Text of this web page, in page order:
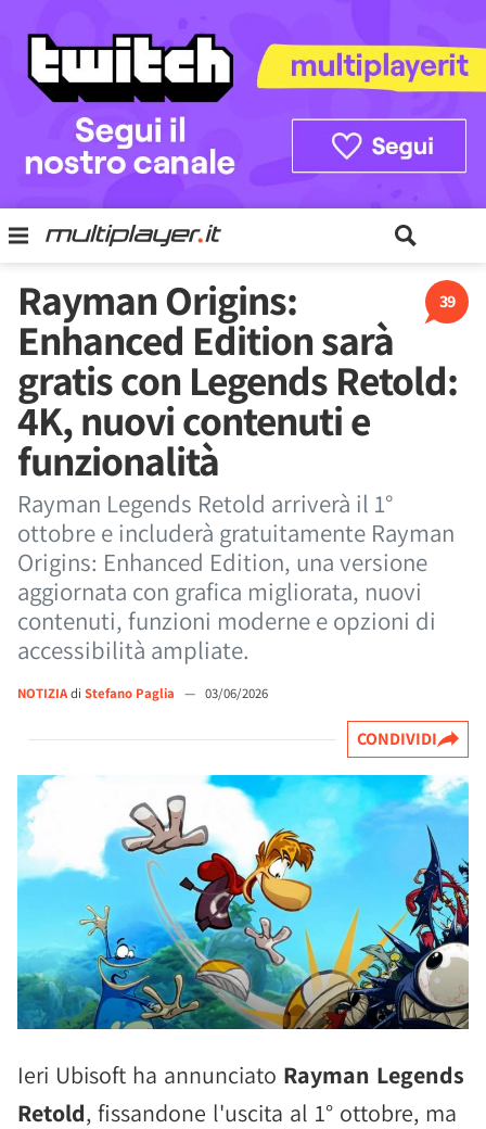
39
Rayman Origins:
Enhanced Edition sarà
gratis con Legends Retold:
4K, nuovi contenuti e
funzionalità
Rayman Legends Retold arriverà il 1°
ottobre e includerà gratuitamente Rayman
Origins: Enhanced Edition, una versione
aggiornata con grafica migliorata, nuovi
contenuti, funzioni moderne e opzioni di
accessibilità ampliate.
NOTIZIAdi Stefano Paglia — 03/06/2026
CONDIVIDI
Ieri Ubisoft ha annunciato Rayman Legends
Retold, fissandone l'uscita al 1° ottobre, ma